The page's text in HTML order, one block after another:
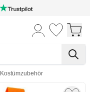
Kostümzubehör